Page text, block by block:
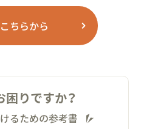
ちらから
りですか？
るための参考書